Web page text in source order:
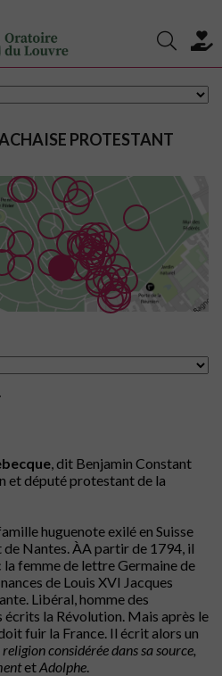
PROTESTANT
, dit Benjamin Constant
et député protestant de la
huguenote exilé en Suisse
de Nantes. ÀA partir de 1794, il
femme de lettre Germaine de
de Louis XVI Jacques
Libéral, homme des
écrits la Révolution. Mais après le
fuir la France. Il écrit alors un
religion considérée dans sa source,
etAdolphe.